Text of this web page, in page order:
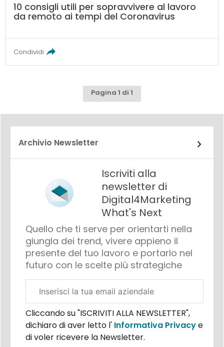
10 consigli utili per sopravvivere al lavoro
da remoto ai tempi del Coronavirus
Condividi
Pagina 1 di 1
Archivio Newsletter
Iscriviti alla
newsletter di
Digital4Marketing
What's Next
Quello che ti serve per orientarti nella
giungla dei trend, vivere appieno il
presente del tuo lavoro e portarlo nel
futuro con le scelte più strategiche
aziendale
Cliccando su "ISCRIVITI ALLA NEWSLETTER",
dichiaro di aver letto l'Informativa Privacye
di voler ricevere la Newsletter.